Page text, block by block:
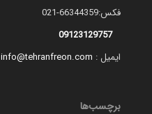
فکس:66344359-021
09123129757
ایمیل : info@tehranfreon.com
برچسب‌ها